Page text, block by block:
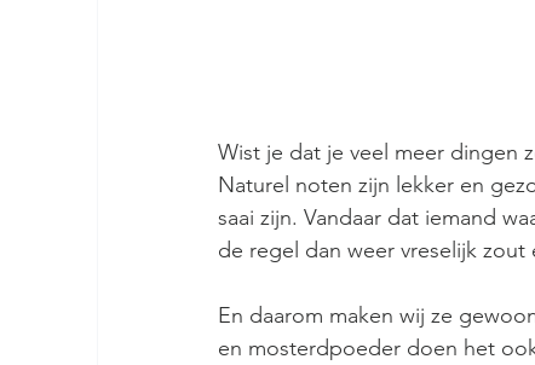
Wist je dat je veel meer dingen
Naturel noten zijn lekker en
saai zijn. Vandaar dat iemand
de regel dan weer vreselijk
En daarom maken wij ze
en mosterdpoeder doen het